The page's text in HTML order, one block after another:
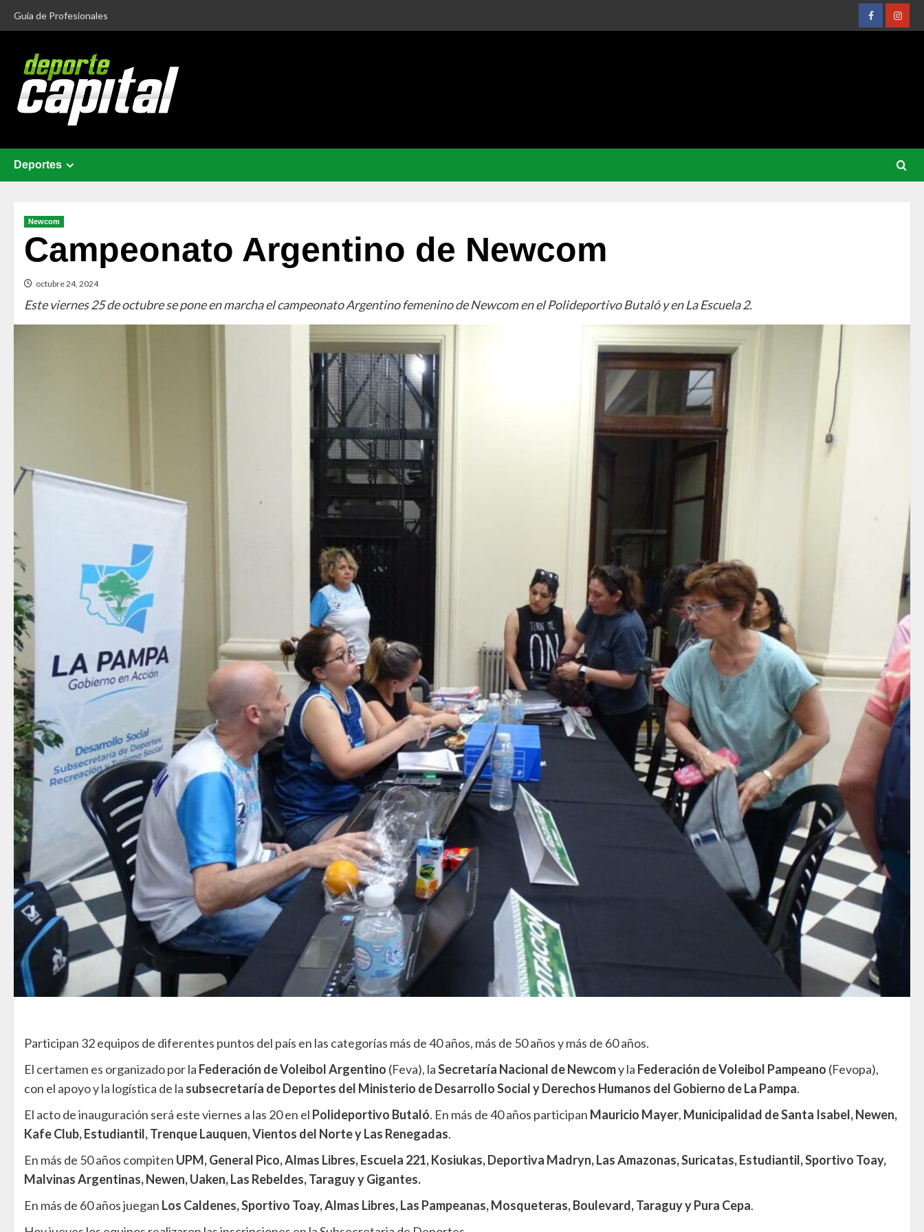
Guía de Profesionales
Deportes
Newcom
Campeonato Argentino de Newcom
octubre 24, 2024
Este viernes 25 de octubre se pone en marcha el campeonato Argentino femenino de Newcom en el Polideportivo Butaló y en La Escuela 2.
Participan 32 equipos de diferentes puntos del país en las categorías más de 40 años, más de 50 años y más de 60 años.
El certamen es organizado por la Federación de Voleibol Argentino (Feva), laSecretaría Nacional de Newcomy la Federación de Voleibol Pampeano (Fevopa),
con el apoyo y la logística de la subsecretaría de Deportes del Ministerio de Desarrollo Social y Derechos Humanos del Gobierno de La Pampa.
El acto de inauguración será este viernes a las 20 en el Polideportivo Butaló. En más de 40 años participan Mauricio Mayer, Municipalidad de Santa Isabel, Newen,
Kafe Club, Estudiantil, Trenque Lauquen, Vientos del Norte y Las Renegadas.
En más de 50 años compiten UPM, General Pico, Almas Libres, Escuela 221, Kosiukas, Deportiva Madryn, Las Amazonas, Suricatas, Estudiantil, Sportivo Toay,
Malvinas Argentinas, Newen, Uaken, Las Rebeldes, Taraguy y Gigantes.
En más de 60 años juegan Los Caldenes, Sportivo Toay, Almas Libres, Las Pampeanas, Mosqueteras, Boulevard, Taraguy y Pura Cepa.